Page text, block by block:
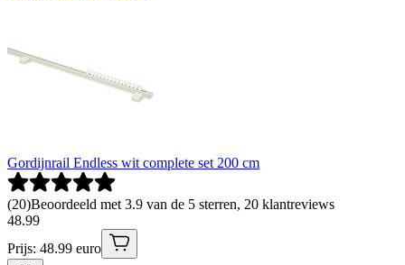
Gordijnrail Endless wit complete set 200 cm
(20)Beoordeeld met 3.9 van de 5 sterren, 20 klantreviews
48.99
Prijs: 48.99 euro